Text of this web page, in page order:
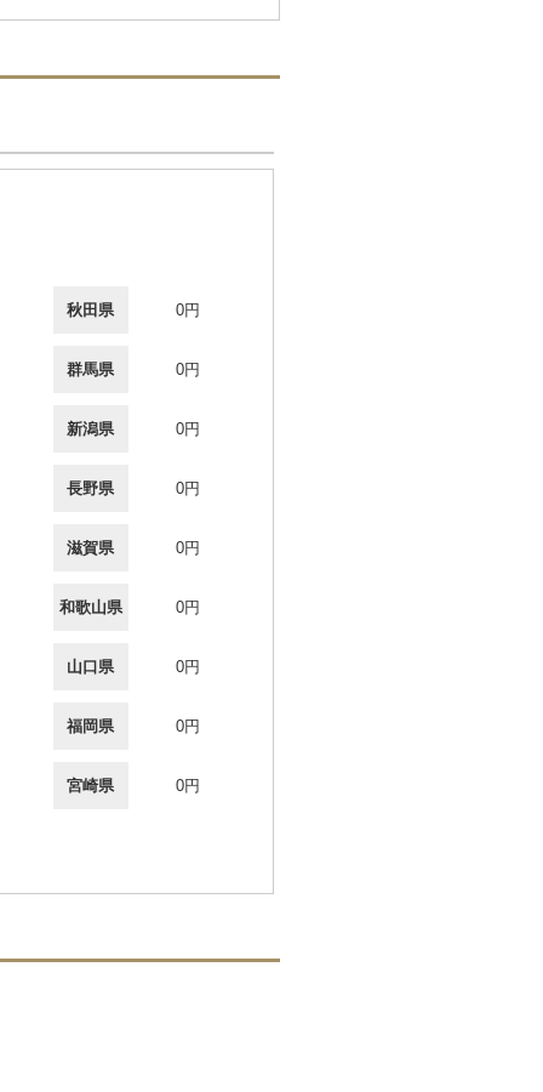
秋田県 0円
群馬県 0円
新潟県 0円
長野県 0円
滋賀県 0円
和歌山県 0円
山口県 0円
福岡県 0円
宮崎県 0円